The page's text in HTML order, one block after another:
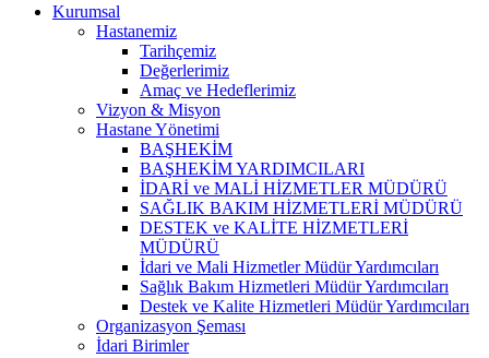
Kurumsal
Hastanemiz
Tarihçemiz
Değerlerimiz
Amaç ve Hedeflerimiz
Vizyon & Misyon
Hastane Yönetimi
BAŞHEKİM
BAŞHEKİM YARDIMCILARI
İDARİ ve MALİ HİZMETLER MÜDÜRÜ
SAĞLIK BAKIM HİZMETLERİ MÜDÜRÜ
DESTEK ve KALİTE HİZMETLERİ
MÜDÜRÜ
İdari ve Mali Hizmetler Müdür Yardımcıları
Sağlık Bakım Hizmetleri Müdür Yardımcıları
Destek ve Kalite Hizmetleri Müdür Yardımcıları
Organizasyon Şeması
İdari Birimler